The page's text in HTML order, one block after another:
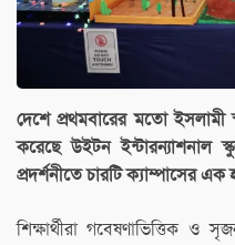
দেশে প্রথমবারের মতো ইসলামী
করেছে উইটন ইন্টারন্যাশনাল
প্রদর্শনীতে চারটি ক্যাম্পাসের এক
শিক্ষার্থীরা গবেষণাভিত্তিক ও